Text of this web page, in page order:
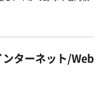
ターネット/Web